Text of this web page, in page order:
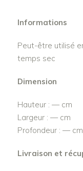
Informations
Peut-être utilisé
temps sec
Dimension
Hauteur : — cm
Largeur : — cm
Profondeur : — cm
Livraison et